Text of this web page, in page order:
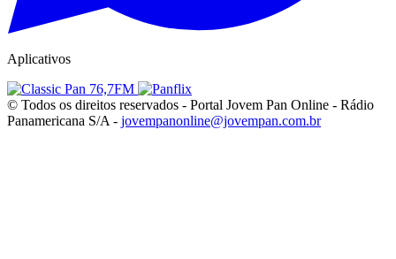
Aplicativos
© Todos os direitos reservados - Portal Jovem Pan Online - Rádio
Panamericana S/A - jovempanonline@jovempan.com.br